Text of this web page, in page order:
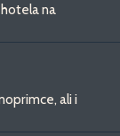
na
ali i